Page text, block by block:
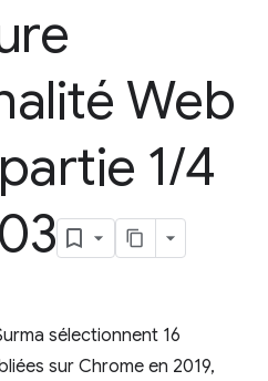
Web
1/4
sélectionnent 16
sur Chrome en 2019,